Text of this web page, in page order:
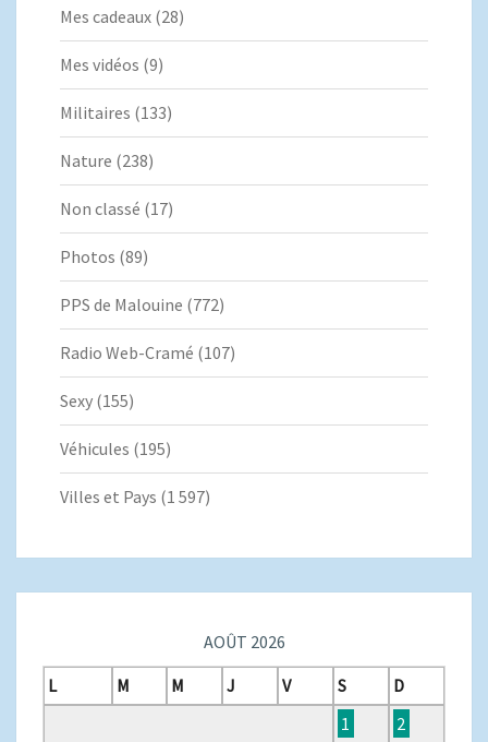
Mes cadeaux (28)
Mes vidéos (9)
Militaires (133)
Nature (238)
Non classé (17)
Photos (89)
PPS de Malouine (772)
Radio Web-Cramé (107)
Sexy (155)
Véhicules (195)
Villes et Pays (1 597)
AOÛT 2026
L
M M J V S
D
1
2